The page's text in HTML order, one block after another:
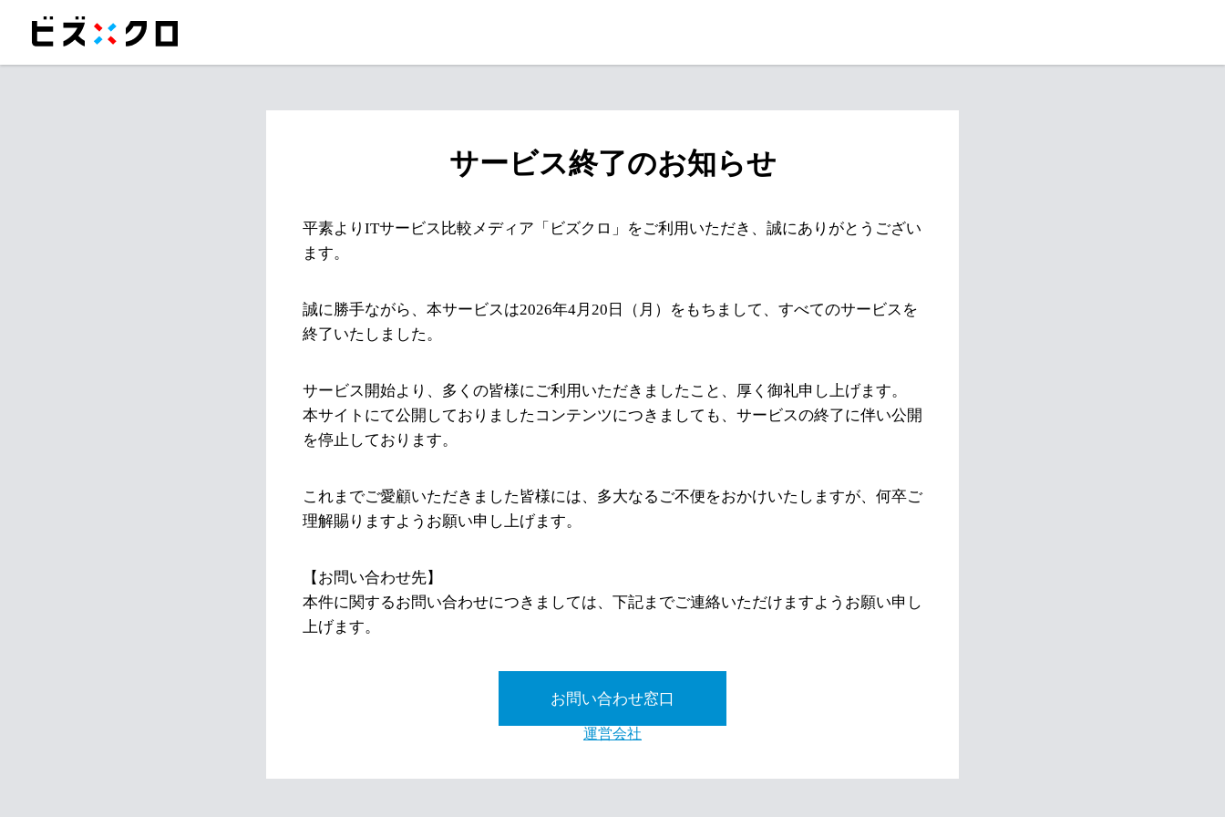
サービス終了のお知らせ
平素よりITサービス比較メディア「ビズクロ」をご利用いただき、誠にありがとうござい
ます。
誠に勝手ながら、本サービスは2026年4月20日（月）をもちまして、すべてのサービスを
終了いたしました。
サービス開始より、多くの皆様にご利用いただきましたこと、厚く御礼申し上げます。
本サイトにて公開しておりましたコンテンツにつきましても、サービスの終了に伴い公開
を停止しております。
これまでご愛顧いただきました皆様には、多大なるご不便をおかけいたしますが、何卒ご
理解賜りますようお願い申し上げます。
【お問い合わせ先】
本件に関するお問い合わせにつきましては、下記までご連絡いただけますようお願い申し
上げます。
お問い合わせ窓口
運営会社